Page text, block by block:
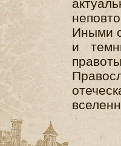
Иными
и